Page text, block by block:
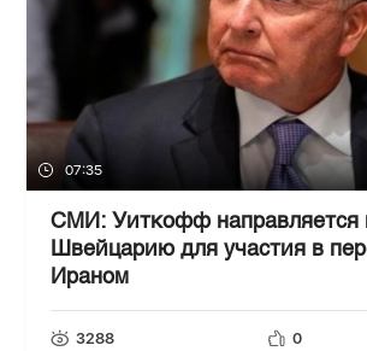
07:35
СМИ: Уиткофф направляется
Швейцарию для участия в
Ираном
3288 0